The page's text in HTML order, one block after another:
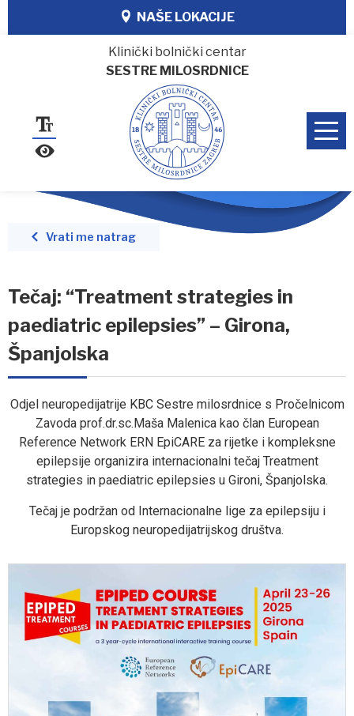
NAŠE LOKACIJE
Klinički bolnički centar
SESTRE MILOSRDNICE
Vrati me natrag
Tečaj: “Treatment strategies in
paediatric epilepsies” – Girona,
Španjolska
Odjel neuropedijatrije KBC Sestre milosrdnice s Pročelnicom
Zavoda prof.dr.sc.Maša Malenica kao član European
Reference Network ERN EpiCARE za rijetke i kompleksne
epilepsije organizira internacionalni tečaj Treatment
strategies in paediatric epilepsies u Gironi, Španjolska.
Tečaj je podržan od Internacionalne lige za epilepsiju i
Europskog neuropedijatrijskog društva.